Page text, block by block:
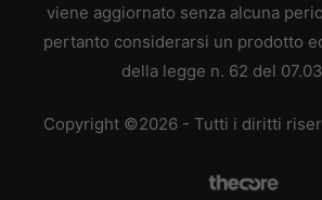
viene aggiornato senza alcuna
pertanto considerarsi un prodotto
della legge n. 62 del
Copyright ©2026 - Tutti i diritti